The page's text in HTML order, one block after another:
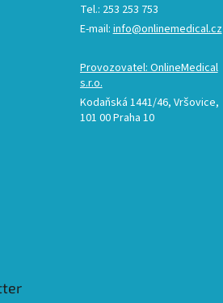
Tel.: 253 253 753
E-mail: info@onlinemedical.cz
Provozovatel: OnlineMedical
s.r.o.
Kodaňská 1441/46, Vršovice,
101 00 Praha 10